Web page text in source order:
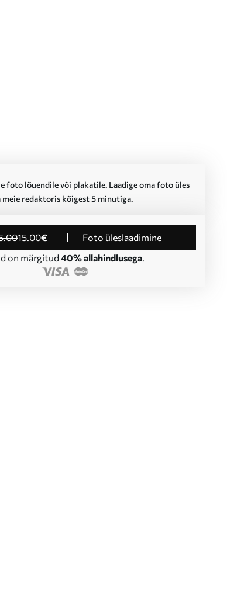
foto lõuendile või plakatile. Laadige oma foto üles
meie redaktoris kõigest 5 minutiga.
.0015.00€
Foto üleslaadimine
on märgitud 40% allahindlusega.